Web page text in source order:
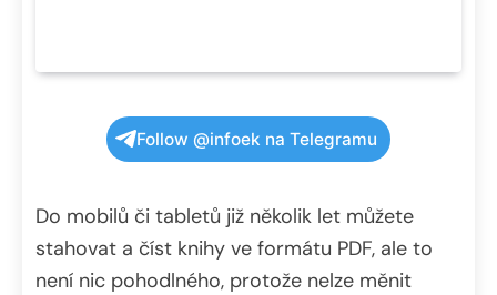
Follow @infoek na Telegramu
Do mobilů či tabletů již několik let můžete
stahovat a číst knihy ve formátu PDF, ale to
není nic pohodlného, protože nelze měnit